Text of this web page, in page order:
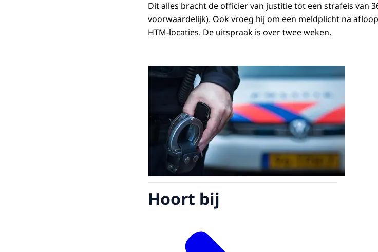
Dit alles bracht de officier van justitie tot een strafeis van
voorwaardelijk). Ook vroeg hij om een meldplicht na
HTM-locaties. De uitspraak is over twee weken.
Hoort bij